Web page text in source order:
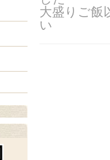
大盛りご飯
い